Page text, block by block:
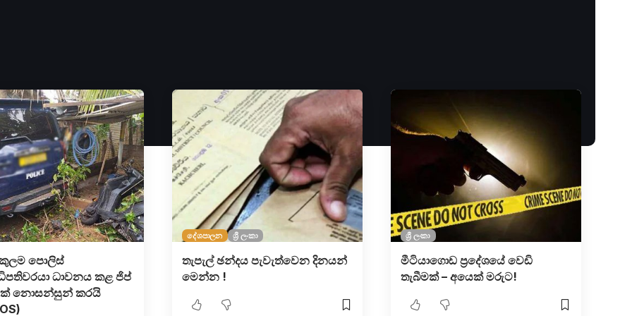
පොලිස්
ධාවනය කළ ජිප්
නොසන්සුන් කරයි
දේශපාලන ශ්‍රී ලංකා
තැපැල් ඡන්දය පැවැත්වෙන දිනයන්
මෙන්න !
ශ්‍රී ලංකා
මීටියාගොඩ ප්‍රදේශයේ වෙඩි
තැබීමක් – අයෙක් මරුට!